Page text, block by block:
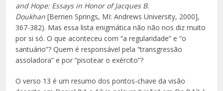
and Hope: Essays in Honor of Jacques B.
Doukhan [Berrien Springs, MI: Andrews University, 2000],
367-382). Mas essa lista enigmática não não nos diz muito
por si só. O que aconteceu com “a regularidade” e “o
santuário”? Quem é responsável pela “transgressão
assoladora” e por “pisotear o exército”?
O verso 13 é um resumo dos pontos-chave da visão